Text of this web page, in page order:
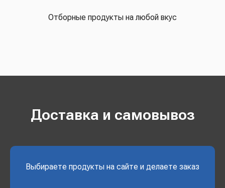
Отборные продукты на любой вкус
Доставка и самовывоз
Выбираете продукты на сайте и делаете заказ